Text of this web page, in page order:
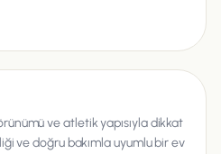
ve atletik yapısıyla dikkat
ve doğru bakımla uyumlu bir ev